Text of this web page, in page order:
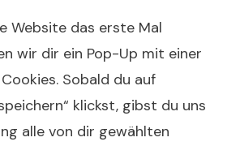
Website das erste Mal
wir dir ein Pop-Up mit einer
Sobald du auf
klickst, gibst du uns
alle von dir gewählten